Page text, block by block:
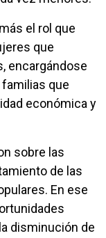
el rol que
que
encargándose
familias que
económica y
sobre las
de las
En ese
disminución de